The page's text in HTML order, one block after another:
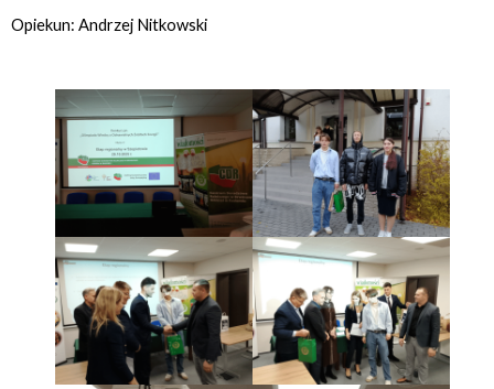
Opiekun: Andrzej Nitkowski